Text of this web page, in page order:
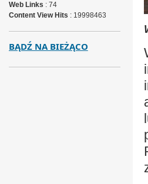
Web Links : 74
Content View Hits : 19998463
BĄDŹ NA BIEŻĄCO